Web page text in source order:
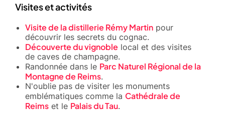
Visites et activités
Visite de la distillerie Rémy Martin pour
découvrir les secrets du cognac.
Découverte du vignoble local et des visites
de caves de champagne.
Randonnée dans le Parc Naturel Régional de la
Montagne de Reims.
N'oublie pas de visiter les monuments
emblématiques comme la Cathédrale de
Reims et le Palais du Tau.